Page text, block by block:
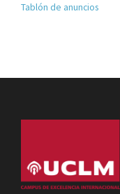
Tablón de anuncios